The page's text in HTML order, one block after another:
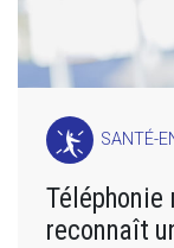
SANTÉ-
reconnaît